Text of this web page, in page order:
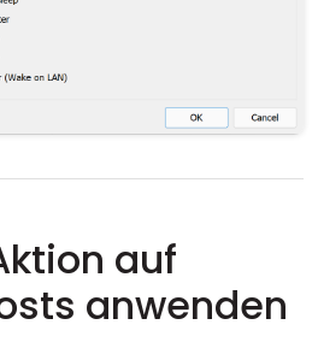
auf
anwenden